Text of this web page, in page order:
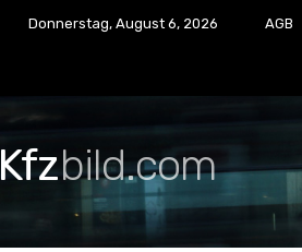
Donnerstag, August 6, 2026 AGB
Kfzbild.com